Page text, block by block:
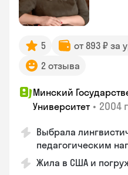
5 от 893 ₽ за
2 отзыва
Минский
Университет • 2004
Выбрала
педагогическим
Жила в США и